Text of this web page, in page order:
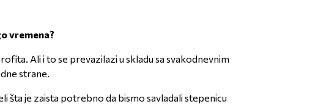
vremena?
Ali i to se prevazilazi u skladu sa svakodnevnim
strane.
šta je zaista potrebno da bismo savladali stepenicu